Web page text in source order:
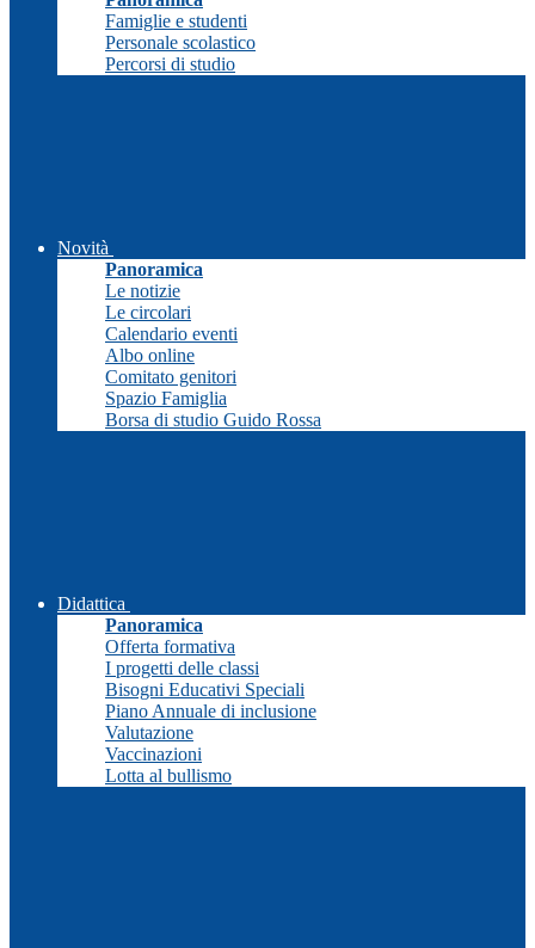
Famiglie e studenti
Personale scolastico
Percorsi di studio
Novità
Panoramica
Le notizie
Le circolari
Calendario eventi
Albo online
Comitato genitori
Spazio Famiglia
Borsa di studio Guido Rossa
Didattica
Panoramica
Offerta formativa
I progetti delle classi
Bisogni Educativi Speciali
Piano Annuale di inclusione
Valutazione
Vaccinazioni
Lotta al bullismo